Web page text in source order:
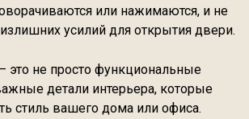
или нажимаются, и не
усилий для открытия двери.
это не просто функциональные
детали интерьера, которые
стиль вашего дома или офиса.